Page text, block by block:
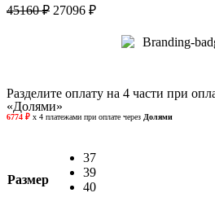
45160₽ 27096 ₽
Разделите оплату на 4 части при
«Долями»
Размер
37
39
40